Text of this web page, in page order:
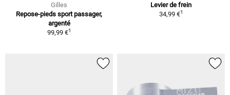
Gilles
Repose-pieds sport passager,
argenté
99,99 €1
Levier de frein
34,99 €1